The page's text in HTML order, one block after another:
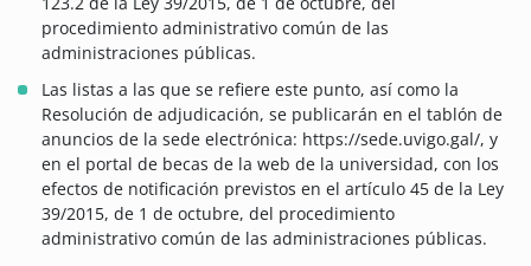
procedimiento administrativo común de las
administraciones públicas.
Las listas a las que se refiere este punto, así como la
Resolución de adjudicación, se publicarán en el tablón de
anuncios de la sede electrónica: https://sede.uvigo.gal/, y
en el portal de becas de la web de la universidad, con los
efectos de notificación previstos en el artículo 45 de la Ley
39/2015, de 1 de octubre, del procedimiento
administrativo común de las administraciones públicas.